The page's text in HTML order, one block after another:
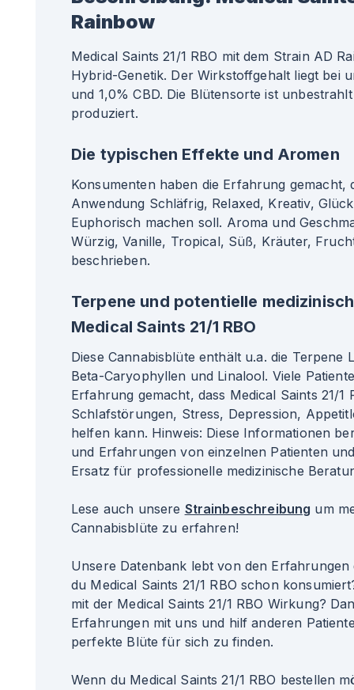
Rainbow
Medical Saints 21/1 RBO mit dem Strain AD
Hybrid-Genetik. Der Wirkstoffgehalt liegt bei
und 1,0% CBD. Die Blütensorte ist
produziert.
Die typischen Effekte und Aromen
Konsumenten haben die Erfahrung gemacht,
Anwendung Schläfrig, Relaxed, Kreativ,
Euphorisch machen soll. Aroma und
Würzig, Vanille, Tropical, Süß, Kräuter,
beschrieben.
Terpene und potentielle
Medical Saints 21/1 RBO
Diese Cannabisblüte enthält u.a. die Terpene
Beta-Caryophyllen und Linalool. Viele
Erfahrung gemacht, dass Medical Saints 21/1
Schlafstörungen, Stress, Depression,
helfen kann. Hinweis: Diese Informationen
und Erfahrungen von einzelnen Patienten
Ersatz für professionelle medizinische
Lese auch unsere Strainbeschreibung um
Cannabisblüte zu erfahren!
Unsere Datenbank lebt von den Erfahrungen
du Medical Saints 21/1 RBO schon
mit der Medical Saints 21/1 RBO Wirkung?
Erfahrungen mit uns und hilf anderen
perfekte Blüte für sich zu finden.
Wenn du Medical Saints 21/1 RBO bestellen